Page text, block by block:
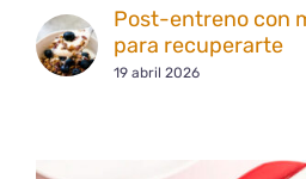
Post-entreno con
para recuperarte
19 abril 2026